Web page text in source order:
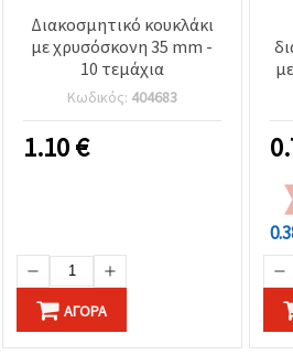
Διακοσμητικό κουκλάκι
με χρυσόσκονη 35 mm -
10 τεμάχια
Κωδικός: 404683
1.10€
ΑΓΟΡΆ